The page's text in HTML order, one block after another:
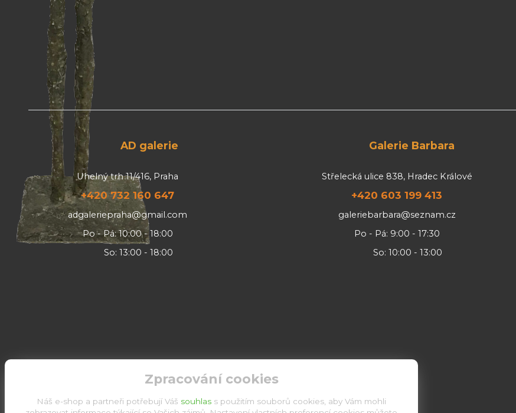
AD galerie
Uhelný trh 11/416, Praha
+420 732 160 647
adgaleriepraha@gmail.com
Po - Pá: 10:00 - 18:00
So: 13:00 - 18:00
Galerie Barbara
Střelecká ulice 838, Hradec Králové
+420 603 199 413
galeriebarbara@seznam.cz
Po - Pá: 9:00 - 17:30
So: 10:00 - 13:00
Zpracování cookies
Náš e-shop a partneři potřebují Váš souhlas s použitím souborů cookies, aby Vám mohli